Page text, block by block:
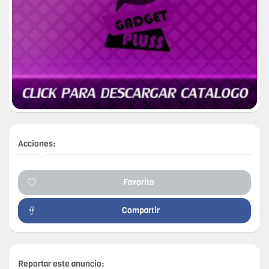
Acciones:
Favorito
Compartir
Reportar este anuncio: